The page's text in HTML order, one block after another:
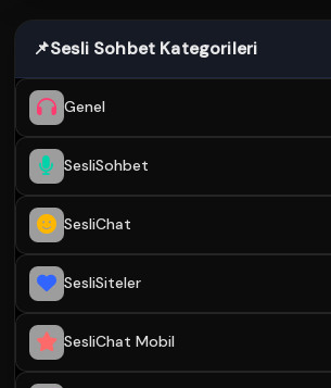
📌Sesli Sohbet Kategorileri
Genel
SesliSohbet
SesliChat
SesliSiteler
SesliChat Mobil